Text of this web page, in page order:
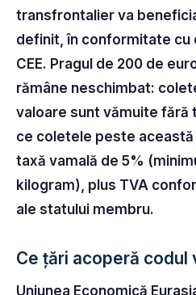
transfrontalier va
definit, în conformitate cu
CEE. Pragul de 200 de
rămâne neschimbat:
valoare sunt vămuite fără
ce coletele peste
taxă vamală de 5%
kilogram), plus TVA
ale statului membru.
Ce țări acoperă codul
Uniunea Economică